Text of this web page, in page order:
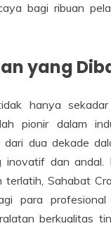
bagi ribuan
yang
hanya
pionir dalam
dari dua dekade
inovatif dan andal.
terlatih, Sahabat
para
berkualitas